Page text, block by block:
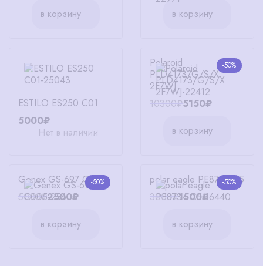
в корзину
в корзину
ESTILO ES250 C01
5000₽
Нет в наличии
-50%
Polaroid
PLD4173/G/S/X
2F7WJ
10300₽5150₽
в корзину
-50%
Genex GS-697 C005
5000₽2500₽
в корзину
-50%
polar eagle PE8734 C5
3000₽1500₽
в корзину